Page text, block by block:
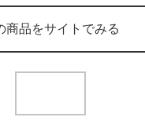
商品をサイトでみる